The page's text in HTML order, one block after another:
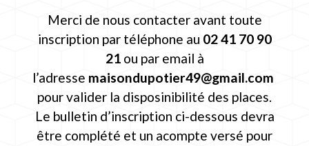
Merci de nous contacter avant toute
inscription par téléphone au 02 41 70 90
21ou par email à
l’adresse maisondupotier49@gmail.com
pour valider la disposinibilité des places.
Le bulletin d’inscription ci-dessous devra
être complété et un acompte versé pour